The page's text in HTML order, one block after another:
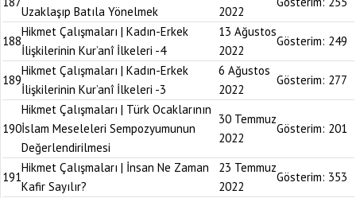
Uzaklaşıp Batıla Yönelmek 2022
188
Hikmet Çalışmaları | Kadın-Erkek
İlişkilerinin Kur’anî İlkeleri -4
13 Ağustos
2022
Gösterim: 249
189
Hikmet Çalışmaları | Kadın-Erkek
İlişkilerinin Kur’anî İlkeleri -3
6 Ağustos
2022
Gösterim: 277
190
Hikmet Çalışmaları | Türk Ocaklarının
İslam Meseleleri Sempozyumunun
Değerlendirilmesi
30 Temmuz
2022
Gösterim: 201
191
Hikmet Çalışmaları | İnsan Ne Zaman
Kafir Sayılır?
23 Temmuz
2022
Gösterim: 353